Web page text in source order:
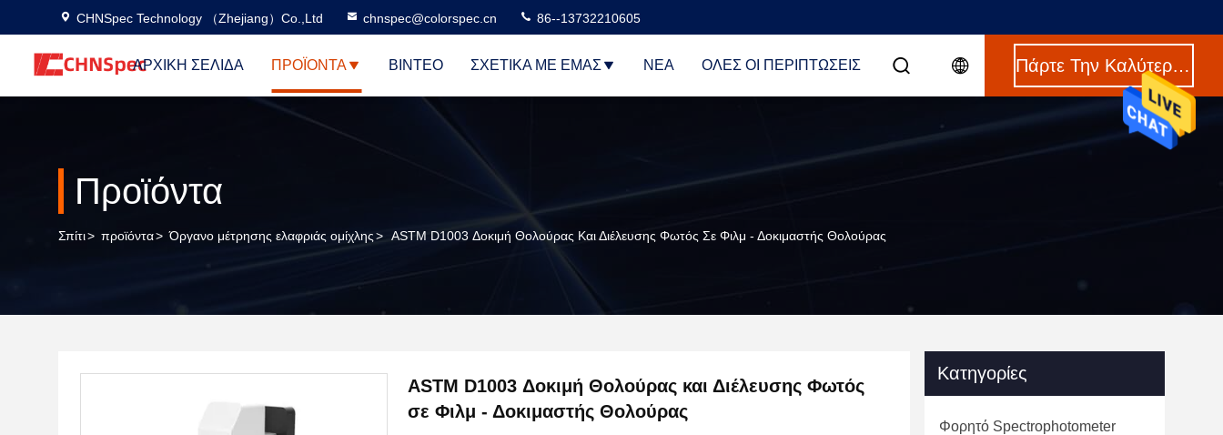
CHNSpec Technology （Zhejiang）Co.,Ltd chnspec@colorspec.cn 86--13732210605
ΑΡΧΙΚΉ ΣΕΛΊΔΑ ΠΡΟΪΌΝΤΑ ΒΊΝΤΕΟ ΣΧΕΤΙΚΆ ΜΕ ΕΜΆΣ ΝΈΑ ΌΛΕΣ ΟΙ ΠΕΡΙΠΤΏΣΕΙΣ Πάρτε Την Καλύτερη Τιμή
Προϊόντα
Σπίτι> προϊόντα> Όργανο μέτρησης ελαφριάς ομίχλης> ASTM D1003 Δοκιμή Θολούρας Και Διέλευσης Φωτός Σε Φιλμ - Δοκιμαστής Θολούρας
ASTM D1003 Δοκιμή Θολούρας και Διέλευσης Φωτός
σε Φιλμ - Δοκιμαστής Θολούρας
Κατηγορίες
Φορητό Spectrophotometer